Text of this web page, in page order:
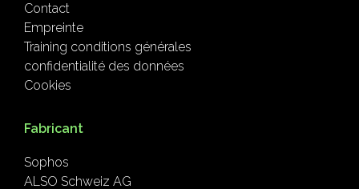
Contact
Empreinte
Training conditions générales
confidentialité des données
Cookies
Fabricant
Sophos
ALSO Schweiz AG